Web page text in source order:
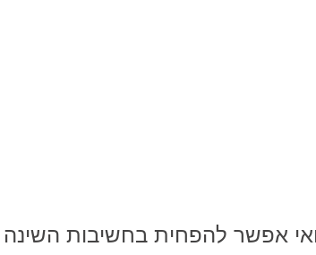
אפשר להפחית בחשיבות השינה